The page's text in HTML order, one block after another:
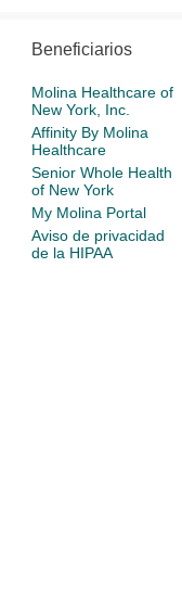
Beneficiarios
Molina Healthcare of
New York, Inc.
Affinity By Molina
Healthcare
Senior Whole Health
of New York
My Molina Portal
Aviso de privacidad
de la HIPAA